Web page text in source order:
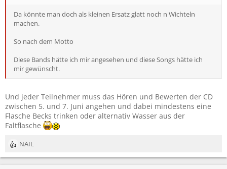
Da könnte man doch als kleinen Ersatz glatt noch n Wichteln
machen.
So nach dem Motto
Diese Bands hätte ich mir angesehen und diese Songs hätte ich
mir gewünscht.
Und jeder Teilnehmer muss das Hören und Bewerten der CD
zwischen 5. und 7. Juni angehen und dabei mindestens eine
Flasche Becks trinken oder alternativ Wasser aus der
Faltflasche
R
e
NAIL